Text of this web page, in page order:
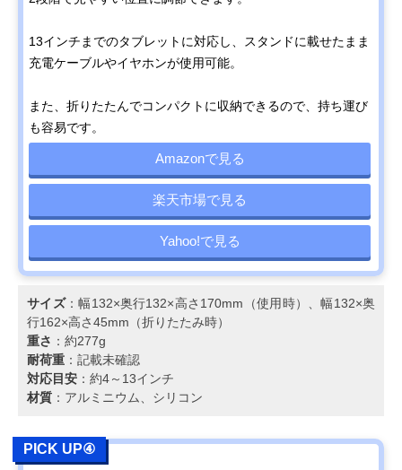
13インチまでのタブレットに対応し、スタンドに載せたまま
充電ケーブルやイヤホンが使用可能。
また、折りたたんでコンパクトに収納できるので、持ち運び
も容易です。
Amazonで見る
楽天市場で見る
Yahoo!で見る
サイズ：幅132×奥行132×高さ170mm（使用時）、幅132×奥
行162×高さ45mm（折りたたみ時）
重さ ：約277g
耐荷重 ：記載未確認
対応目安 ：約4～13インチ
材質 ：アルミニウム、シリコン
PICK UP④